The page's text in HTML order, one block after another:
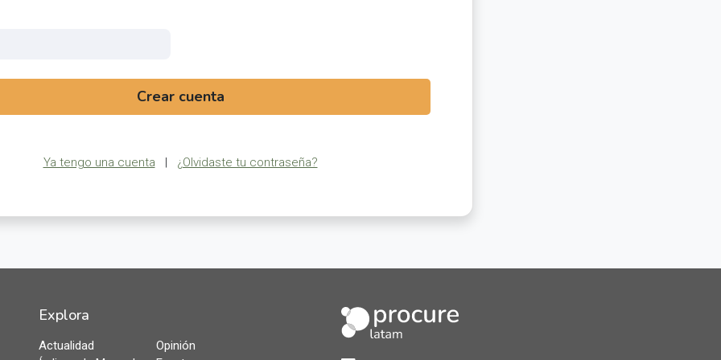
Crear cuenta
Ya tengo una cuenta | ¿Olvidaste tu contraseña?
Explora
Actualidad
Opinión